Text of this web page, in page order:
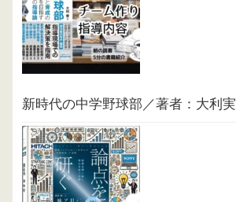
新時代の中学野球部／著者：大利実